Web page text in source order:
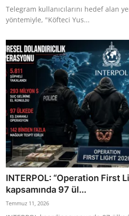
Telegram kullanıcılarını hedef alan
yöntemiyle, "Köfteci Yus...
INTERPOL: “Operation First
kapsamında 97 ül...
Temmuz 11, 2026